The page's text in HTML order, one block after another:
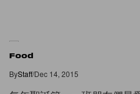
Food
ByStaff/Dec 14, 2015